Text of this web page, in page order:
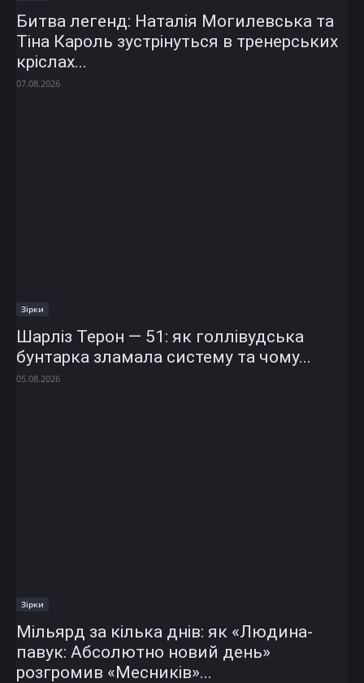
Битва легенд: Наталія Могилевська та
Тіна Кароль зустрінуться в тренерських
кріслах...
07.08.2026
Зірки
Шарліз Терон — 51: як голлівудська
бунтарка зламала систему та чому...
05.08.2026
Зірки
Мільярд за кілька днів: як «Людина-
павук: Абсолютно новий день»
розгромив «Месників»...